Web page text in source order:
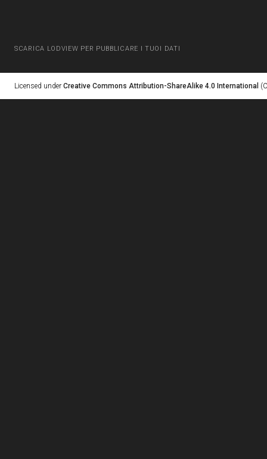
SCARICA LODVIEW PER PUBBLICARE I TUOI DATI
Licensed under Creative Commons Attribution-ShareAlike 4.0 International